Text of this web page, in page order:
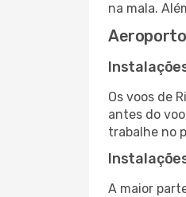
na mala.
Os voos de
antes do
trabalhe no
A maior